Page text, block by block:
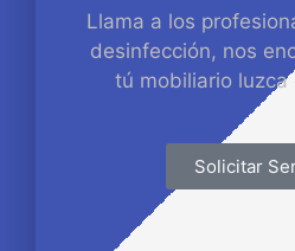
Llama a los
desinfección, nos
tú mobiliario luzca
Solicitar